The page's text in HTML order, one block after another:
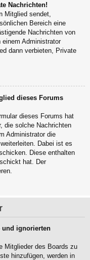
Nachrichten!
Mitglied sendet,
Bereich eine
Nachrichten von
Administrator
dann verbieten, Private
dieses Forums
dieses Forums hat
die solche Nachrichten
Administrator die
Dabei ist es
Diese enthalten
hat. Der
und ignorierten
Mitglieder des Boards zu
hinzufügen, werden in